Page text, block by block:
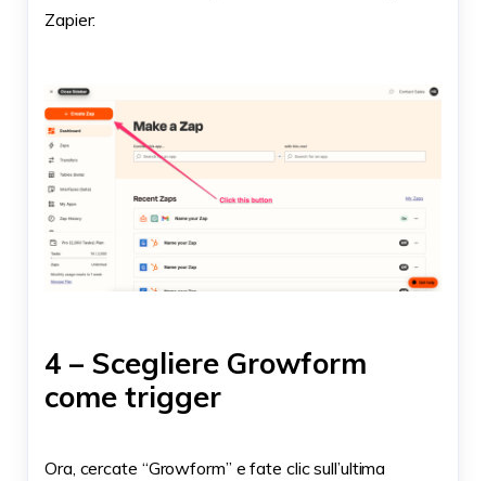
Zapier:
4 – Scegliere Growform
come trigger
Ora, cercate “Growform” e fate clic sull’ultima